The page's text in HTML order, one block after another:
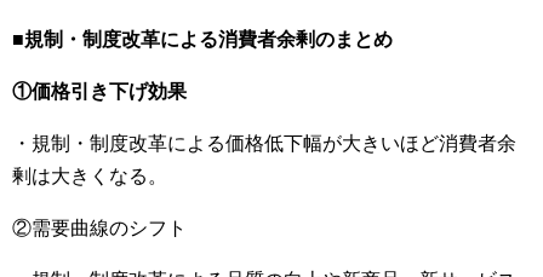
■規制・制度改革による消費者余剰のまとめ
①価格引き下げ効果
・規制・制度改革による価格低下幅が大きいほど消費者余
剰は大きくなる。
②需要曲線のシフト